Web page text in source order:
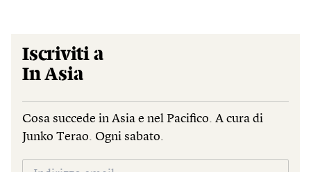
Iscriviti a
In Asia
Cosa succede in Asia e nel Pacifico. A cura di
Junko Terao. Ogni sabato.